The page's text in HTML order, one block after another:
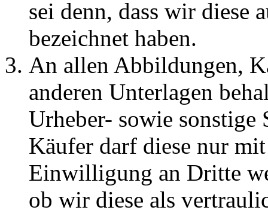
sei denn, dass wir diese
bezeichnet haben.
An allen Abbildungen,
anderen Unterlagen
Urheber- sowie sonstige
Käufer darf diese nur
Einwilligung an Dritte
ob wir diese als